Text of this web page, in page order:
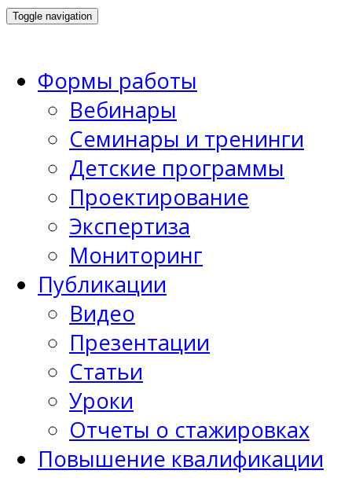
Toggle navigation
Формы работы
Вебинары
Семинары и тренинги
Детские программы
Проектирование
Экспертиза
Мониторинг
Публикации
Видео
Презентации
Статьи
Уроки
Отчеты о стажировках
Повышение квалификации